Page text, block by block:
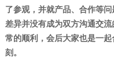
了参观，并就产品、合作等
差异并没有成为双方沟通交
常的顺利，会后大家也是一
刻。